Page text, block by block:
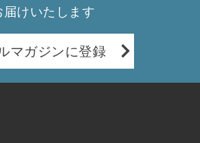
届けいたします
マガジンに登録